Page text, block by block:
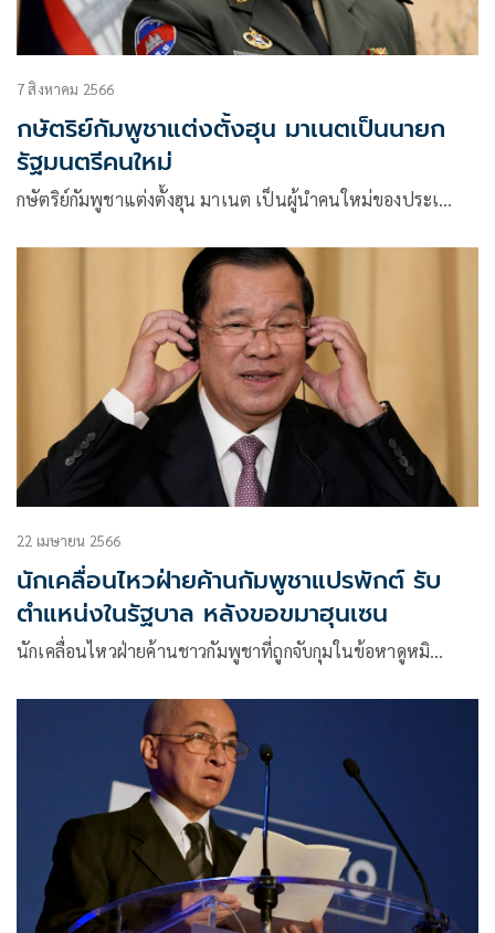
7 สิงหาคม 2566
กษัตริย์กัมพูชาแต่งตั้งฮุน มาเนตเป็นนายก
รัฐมนตรีคนใหม่
กษัตริย์กัมพูชาแต่งตั้งฮุน มาเนต เป็นผู้นำคนใหม่ของประเ…
22 เมษายน 2566
นักเคลื่อนไหวฝ่ายค้านกัมพูชาแปรพักต์ รับ
ตำแหน่งในรัฐบาล หลังขอขมาฮุนเซน
นักเคลื่อนไหวฝ่ายค้านชาวกัมพูชาที่ถูกจับกุมในข้อหาดูหมิ…